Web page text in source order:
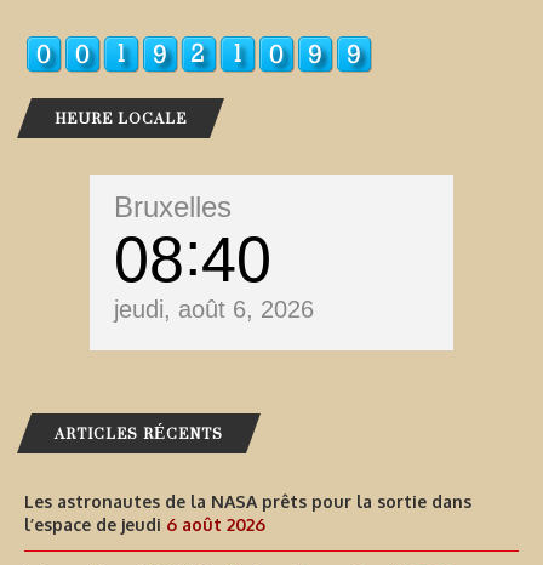
HEURE LOCALE
Bruxelles
08 40
jeudi, août 6, 2026
ARTICLES RÉCENTS
Les astronautes de la NASA prêts pour la sortie dans
l’espace de jeudi 6 août 2026